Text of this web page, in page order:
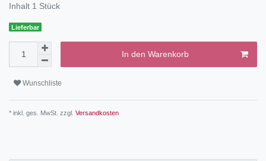
Inhalt 1 Stück
Lieferbar
In den Warenkorb
Wunschliste
* inkl. ges. MwSt. zzgl. Versandkosten